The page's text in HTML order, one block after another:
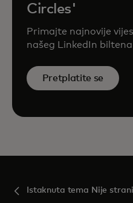
Circles'
Primajte najnovije
našeg LinkedIn biltena
Pretplatite se
Istaknuta tema Nije